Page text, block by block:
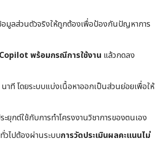
มูลส่วนตัวจริงให้ถูกต้องเพื่อป้องกันปัญหาการ
พร้อมกรณีการใช้งาน แล้วกดลง
าที โดยระบบแบ่งเนื้อหาออกเป็นส่วนย่อยเพื่อให้
ะยุกต์ใช้กับการทำโครงงานวิชาการของตนเอง
วไปต้องผ่านระบบการวัดประเมินผลคะแนนไม่